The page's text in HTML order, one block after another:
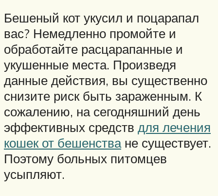
Бешеный кот укусил и поцарапал
вас? Немедленно промойте и
обработайте расцарапанные и
укушенные места. Произведя
данные действия, вы существенно
снизите риск быть зараженным. К
сожалению, на сегодняшний день
эффективных средств для лечения
кошек от бешенстване существует.
Поэтому больных питомцев
усыпляют.